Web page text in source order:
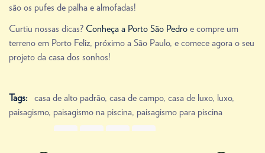
são os pufes de palha e almofadas!
Curtiu nossas dicas? Conheça a Porto São Pedro e compre um
terreno em Porto Feliz, próximo a São Paulo, e comece agora o seu
projeto da casa dos sonhos!
Tags: casa de alto padrão, casa de campo, casa de luxo, luxo,
paisagismo, paisagismo na piscina, paisagismo para piscina